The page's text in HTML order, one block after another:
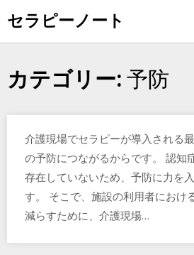
to
content
セラピーノート
カテゴリー: 予防
介護現場でセラピーが導入される
の予防につながるからです。 認知
存在していないため、予防に力を
す。 そこで、施設の利用者におけ
減らすために、介護現場…